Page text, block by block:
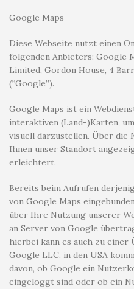
Google Maps
Diese Webseite nutzt einen
folgenden Anbieters: Google
Limited, Gordon House, 4
(“Google”).
Google Maps ist ein
interaktiven (Land-)Karten,
visuell darzustellen. Über die
Ihnen unser Standort
erleichtert.
Bereits beim Aufrufen
von Google Maps
über Ihre Nutzung unserer
an Server von Google
hierbei kann es auch zu
Google LLC. in den USA
davon, ob Google ein
eingeloggt sind oder ob ein